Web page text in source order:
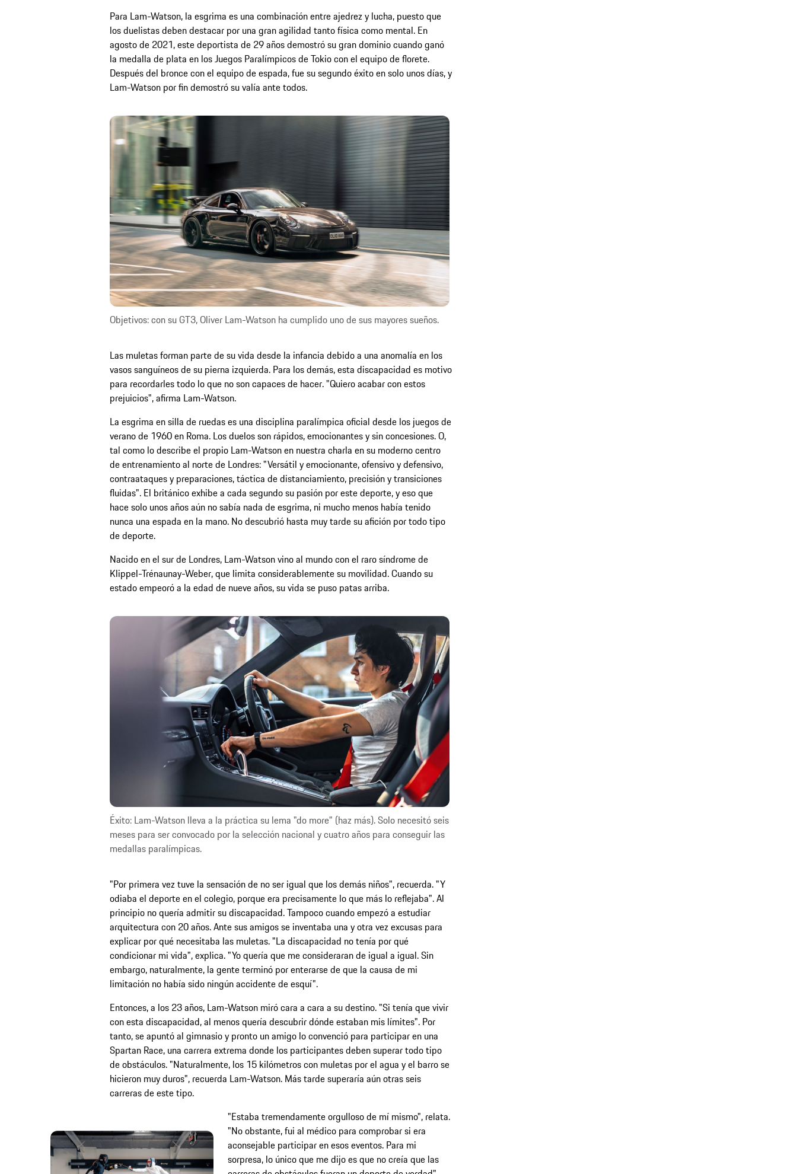
Para Lam-Watson, la esgrima es una combinación entre ajedrez y lucha, puesto que
los duelistas deben destacar por una gran agilidad tanto física como mental. En
agosto de 2021, este deportista de 29 años demostró su gran dominio cuando ganó
la medalla de plata en los Juegos Paralímpicos de Tokio con el equipo de florete.
Después del bronce con el equipo de espada, fue su segundo éxito en solo unos días, y
Lam-Watson por fin demostró su valía ante todos.
Objetivos: con su GT3, Oliver Lam-Watson ha cumplido uno de sus mayores sueños.
Las muletas forman parte de su vida desde la infancia debido a una anomalía en los
vasos sanguíneos de su pierna izquierda. Para los demás, esta discapacidad es motivo
para recordarles todo lo que no son capaces de hacer. "Quiero acabar con estos
prejuicios", afirma Lam-Watson.
La esgrima en silla de ruedas es una disciplina paralímpica oficial desde los juegos de
verano de 1960 en Roma. Los duelos son rápidos, emocionantes y sin concesiones. O,
tal como lo describe el propio Lam-Watson en nuestra charla en su moderno centro
de entrenamiento al norte de Londres: "Versátil y emocionante, ofensivo y defensivo,
contraataques y preparaciones, táctica de distanciamiento, precisión y transiciones
fluidas". El británico exhibe a cada segundo su pasión por este deporte, y eso que
hace solo unos años aún no sabía nada de esgrima, ni mucho menos había tenido
nunca una espada en la mano. No descubrió hasta muy tarde su afición por todo tipo
de deporte.
Nacido en el sur de Londres, Lam-Watson vino al mundo con el raro síndrome de
Klippel-Trénaunay-Weber, que limita considerablemente su movilidad. Cuando su
estado empeoró a la edad de nueve años, su vida se puso patas arriba.
Éxito: Lam-Watson lleva a la práctica su lema "do more" (haz más). Solo necesitó seis
meses para ser convocado por la selección nacional y cuatro años para conseguir las
medallas paralímpicas.
"Por primera vez tuve la sensación de no ser igual que los demás niños", recuerda. "Y
odiaba el deporte en el colegio, porque era precisamente lo que más lo reflejaba". Al
principio no quería admitir su discapacidad. Tampoco cuando empezó a estudiar
arquitectura con 20 años. Ante sus amigos se inventaba una y otra vez excusas para
explicar por qué necesitaba las muletas. "La discapacidad no tenía por qué
condicionar mi vida", explica. "Yo quería que me consideraran de igual a igual. Sin
embargo, naturalmente, la gente terminó por enterarse de que la causa de mi
limitación no había sido ningún accidente de esquí".
Entonces, a los 23 años, Lam-Watson miró cara a cara a su destino. "Si tenía que vivir
con esta discapacidad, al menos quería descubrir dónde estaban mis límites". Por
tanto, se apuntó al gimnasio y pronto un amigo lo convenció para participar en una
Spartan Race, una carrera extrema donde los participantes deben superar todo tipo
de obstáculos. "Naturalmente, los 15 kilómetros con muletas por el agua y el barro se
hicieron muy duros", recuerda Lam-Watson. Más tarde superaría aún otras seis
carreras de este tipo.
"Estaba tremendamente orgulloso de mí mismo", relata.
"No obstante, fui al médico para comprobar si era
aconsejable participar en esos eventos. Para mi
sorpresa, lo único que me dijo es que no creía que las